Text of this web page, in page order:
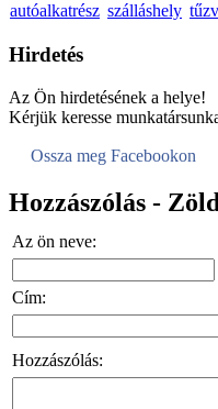
autóalkatrész szálláshely
Hirdetés
Az Ön hirdetésének a helye!
Kérjük keresse
Ossza meg Facebookon
Hozzászólás -
Az ön neve:
Cím:
Hozzászólás: